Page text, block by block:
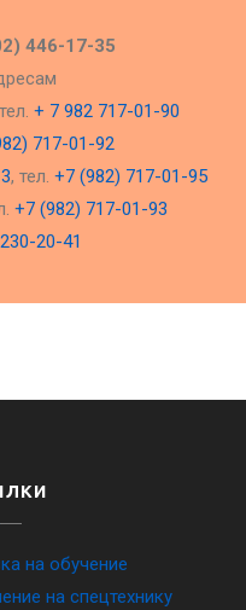
446-17-35
+ 7 982 717-01-90
717-01-92
, тел. +7 (982) 717-01-95
+7 (982) 717-01-93
20-41
на обучение
на спецтехнику